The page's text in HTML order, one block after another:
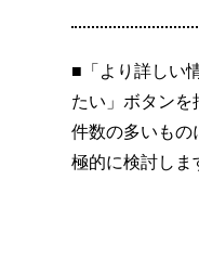
■「より詳しい
たい」ボタンを
件数の多いも
極的に検討しま